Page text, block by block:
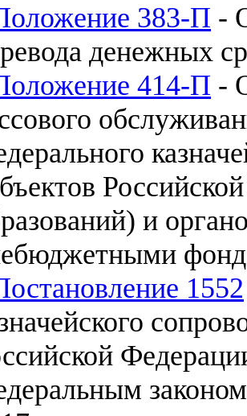
383-П -
денежных
414-П -
и
1552